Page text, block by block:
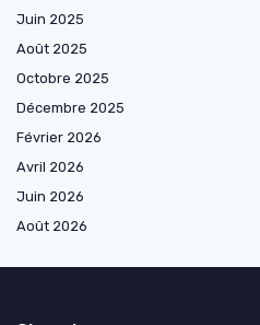
Juin 2025
Août 2025
Octobre 2025
Décembre 2025
Février 2026
Avril 2026
Juin 2026
Août 2026